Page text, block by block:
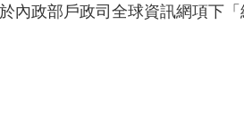
內政部戶政司全球資訊網項下